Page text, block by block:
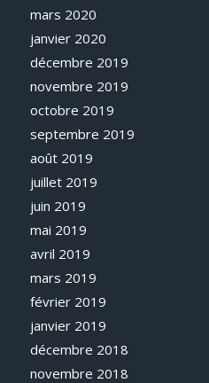
mars 2020
janvier 2020
décembre 2019
novembre 2019
octobre 2019
septembre 2019
août 2019
juillet 2019
juin 2019
mai 2019
avril 2019
mars 2019
février 2019
janvier 2019
décembre 2018
novembre 2018